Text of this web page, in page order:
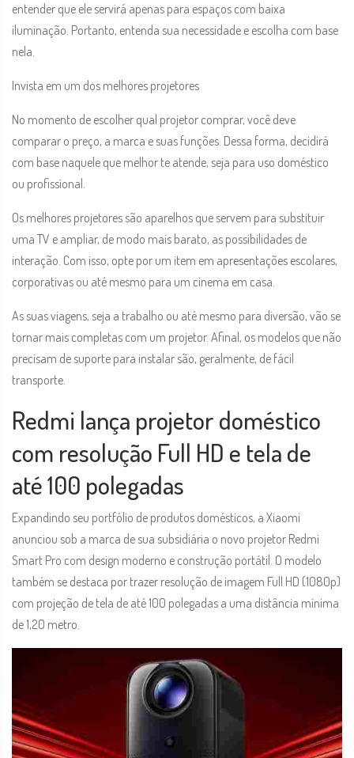
entender que ele servirá apenas para espaços com baixa
iluminação. Portanto, entenda sua necessidade e escolha com base
nela.
Invista em um dos melhores projetores
No momento de escolher qual projetor comprar, você deve
comparar o preço, a marca e suas funções. Dessa forma, decidirá
com base naquele que melhor te atende, seja para uso doméstico
ou profissional.
Os melhores projetores são aparelhos que servem para substituir
uma TV e ampliar, de modo mais barato, as possibilidades de
interação. Com isso, opte por um item em apresentações escolares,
corporativas ou até mesmo para um cinema em casa.
As suas viagens, seja a trabalho ou até mesmo para diversão, vão se
tornar mais completas com um projetor. Afinal, os modelos que não
precisam de suporte para instalar são, geralmente, de fácil
transporte.
Redmi lança projetor doméstico
com resolução Full HD e tela de
até 100 polegadas
Expandindo seu portfólio de produtos domésticos, a Xiaomi
anunciou sob a marca de sua subsidiária o novo projetor Redmi
Smart Pro com design moderno e construção portátil. O modelo
também se destaca por trazer resolução de imagem Full HD (1080p)
com projeção de tela de até 100 polegadas a uma distância mínima
de 1,20 metro.